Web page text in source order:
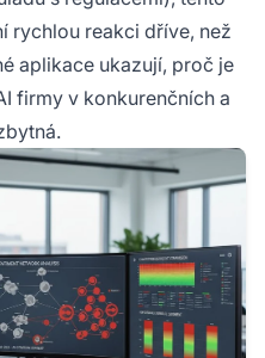
rychlou reakci dříve, než
aplikace ukazují, proč je
firmy v konkurenčních a